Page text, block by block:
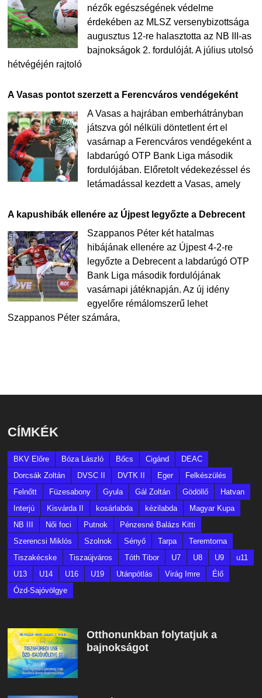
nézők egészségének védelme
érdekében az MLSZ versenybizottsága
augusztus 12-re halasztotta az NB III-as
bajnokságok 2. fordulóját. A július utolsó
hétvégéjén rajtoló
A Vasas pontot szerzett a Ferencváros vendégeként
A Vasas a hajrában emberhátrányban
játszva gól nélküli döntetlent ért el
vasárnap a Ferencváros vendégeként a
labdarúgó OTP Bank Liga második
fordulójában. Előretolt védekezéssel és
letámadással kezdett a Vasas, amely
A kapushibák ellenére az Újpest legyőzte a Debrecent
Szappanos Péter két hatalmas
hibájának ellenére az Újpest 4-2-re
legyőzte a Debrecent a labdarúgó OTP
Bank Liga második fordulójának
vasárnapi játéknapján. Az új idény
egyelőre rémálomszerű lehet
Szappanos Péter számára,
CÍMKÉK
BKV Előre Bóza László Bőcs Cigánd
DEAC
Dorcsák Zoltán
DVSC II DVTK II Eger
Felkészülés
Felnőtt
Füzesabony Gyula Gál Zoltán Gödöllő
Hatvan
Interjú
Kisvárda II kosárlabda kézilabda
Magyar Kupa
NB III
Női foci Putnok
Pénzesné Balázs Kitti
Szerencsi Miklós
Szolnok Sényő Tarpa
Teremtorna
Tiszakécske
Tiszaújváros Tóth Tibor U7 U8 U9
u11
U13
U14 U16 U19 Utánpótlás Virág Imre
Élő
Ózd-Sajóvölgye
Otthonunkban folytatjuk a
bajnokságot